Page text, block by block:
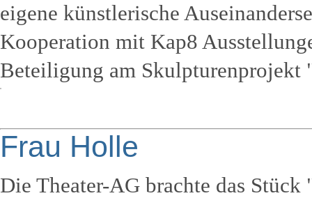
eigene künstlerische
Kooperation mit Kap8
Beteiligung am
Frau Holle
Die Theater-AG brachte das